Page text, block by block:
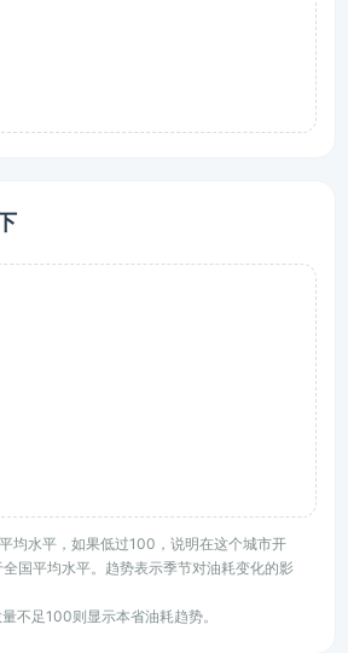
均水平，如果低过100，说明在这个城市开
国平均水平。趋势表示季节对油耗变化的影
不足100则显示本省油耗趋势。